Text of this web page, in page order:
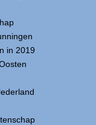
in 2019